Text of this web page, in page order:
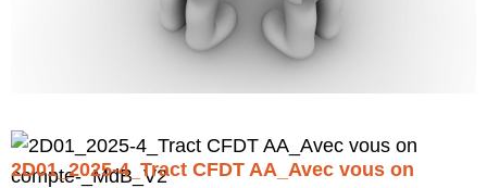
2D01_2025-4_Tract CFDT AA_Avec vous on